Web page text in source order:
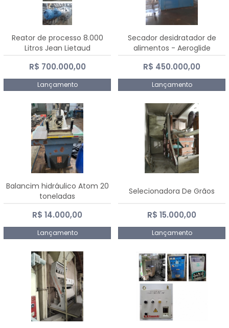
Reator de processo 8.000
Litros Jean Lietaud
R$ 700.000,00
Lançamento
Secador desidratador de
alimentos - Aeroglide
R$ 450.000,00
Lançamento
Balancim hidráulico Atom 20
toneladas
R$ 14.000,00
Lançamento
Selecionadora De Grãos
R$ 15.000,00
Lançamento